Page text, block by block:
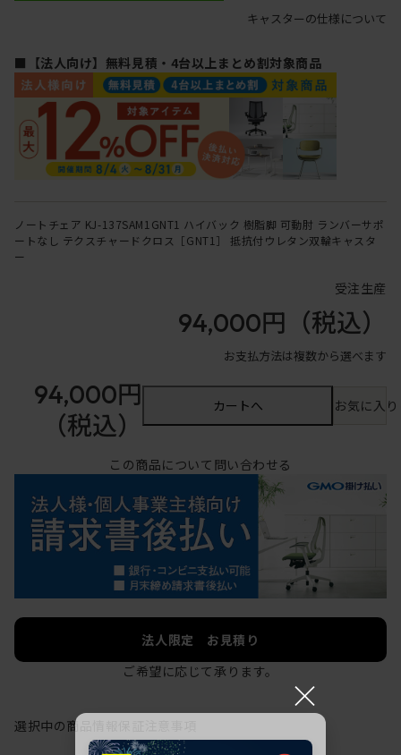
キャスターの仕様について
■【法人向け】無料見積・4台以上まとめ割対象商品
ノートチェア KJ-137SAM1GNT1 ハイバック 樹脂脚 可動肘 ランバーサポ
ートなし テクスチャードクロス［GNT1］ 抵抗付ウレタン双輪キャスタ
ー
受注生産
94,000円 （税込）
お支払方法は複数から選べます
94,000円
（税込）
カートへ お気に入
この商品について問い合わせる
法人限定 お見積り
ご希望に応じて承ります。
選択中の商品情報
×